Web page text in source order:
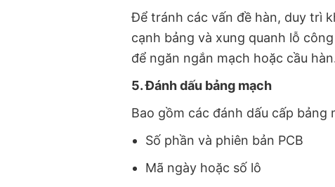
Để tránh các vấn đề hàn, duy trì
cạnh bảng và xung quanh lỗ
để ngăn ngắn mạch hoặc cầu
5. Đánh dấu bảng mạch
Bao gồm các đánh dấu cấp
Số phần và phiên bản PCB
Mã ngày hoặc số lô